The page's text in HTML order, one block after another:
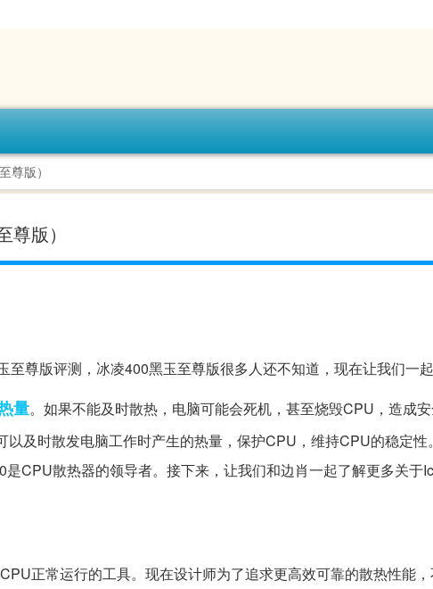
尊版）
版）
尊版评测，冰凌400黑玉至尊版很多人还不知道，现在让我们一
量。如果不能及时散热，电脑可能会死机，甚至烧毁CPU，造成
以及时散发电脑工作时产生的热量，保护CPU，维持CPU的稳定性
CPU散热器的领导者。接下来，让我们和边肖一起了解更多关于
正常运行的工具。现在设计师为了追求更高效可靠的散热性能